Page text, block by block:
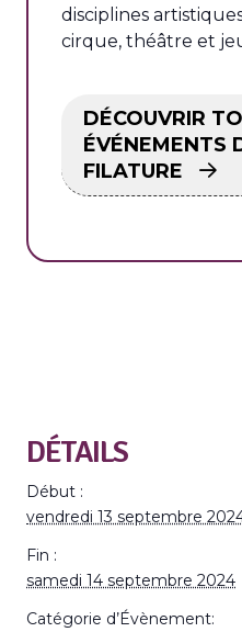
disciplines
cirque, théâtre et
DÉCOUVRIR
ÉVÉNEMENTS
FILATURE
DÉTAILS
Début :
vendredi 13 septembre
Fin :
samedi 14 septembre 2024
Catégorie d’Évènement: